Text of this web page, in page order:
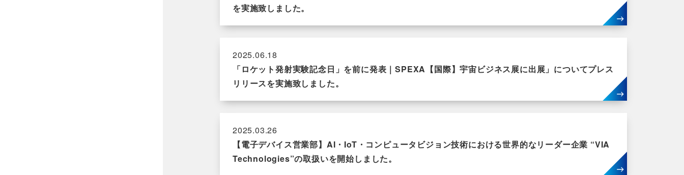
を実施致しました。
2025.06.18
「ロケット発射実験記念日」を前に発表｜SPEXA【国際】宇宙ビジネス展に出展」についてプレス
リリースを実施致しました。
2025.03.26
【電子デバイス営業部】AI・IoT・コンピュータビジョン技術における世界的なリーダー企業 “VIA
Technologies”の取扱いを開始しました。